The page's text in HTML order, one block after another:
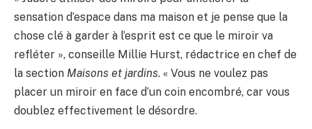
sensation d’espace dans ma maison et je pense que la
chose clé à garder à l’esprit est ce que le miroir va
refléter », conseille Millie Hurst, rédactrice en chef de
la section Maisons et jardins. « Vous ne voulez pas
placer un miroir en face d’un coin encombré, car vous
doublez effectivement le désordre.